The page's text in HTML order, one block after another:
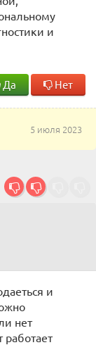
и
Да Нет
5 июля 2023
и
нет